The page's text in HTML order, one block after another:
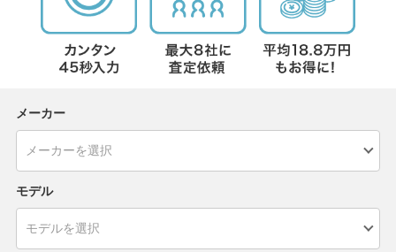
メーカー
モデル